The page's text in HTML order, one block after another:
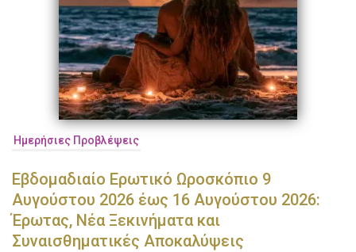
Ημερήσιες Προβλέψεις
Εβδομαδιαίο Ερωτικό Ωροσκόπιο 9
Αυγούστου 2026 έως 16 Αυγούστου 2026:
Έρωτας, Νέα Ξεκινήματα και
Συναισθηματικές Αποκαλύψεις